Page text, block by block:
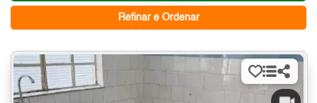
Refinar e Ordenar